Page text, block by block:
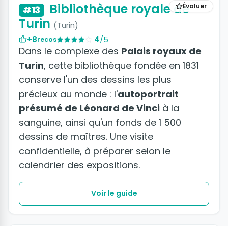
Évaluer
#13
Bibliothèque royale de
Turin (Turin)
+8recos 4/5
Dans le complexe des Palais royaux de
Turin, cette bibliothèque fondée en 1831
conserve l'un des dessins les plus
précieux au monde : l'autoportrait
présumé de Léonard de Vinci à la
sanguine, ainsi qu'un fonds de 1 500
dessins de maîtres. Une visite
confidentielle, à préparer selon le
calendrier des expositions.
Voir le guide